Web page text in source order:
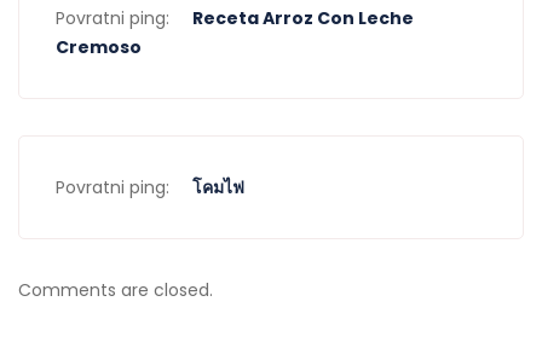
Povratni ping:
Receta Arroz Con Leche
Cremoso
Povratni ping: โคมไฟ
Comments are closed.